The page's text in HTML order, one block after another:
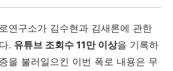
연구소가 김수현과 김새론에 관한
. 유튜브 조회수 11만 이상을 기록하
을 불러일으킨 이번 폭로 내용은 무